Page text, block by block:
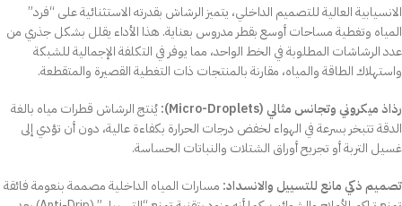
الانسيابية العالية للتصميم الداخلي، يتميز الرشاش بقدرته الاستثنائية على “فرد”
المياه وتغطية مساحات أوسع بقطر مدروس بعناية. هذا الأداء يقلل بشكل جذري من
عدد الرشاشات المطلوبة في الخط الواحد، مما يوفر في التكلفة الإجمالية للشبكة
واستهلاك الطاقة والمياه، مقارنة بالمنتجات ذات التغطية القصيرة والمتقطعة.
رذاذ ميكروني وتجانس مثالي (Micro-Droplets):
يُنتج الرشاش قطرات مياه بالغة
الدقة تتبخر بسرعة في الهواء لخفض درجات الحرارة بكفاءة عالية، دون أن تؤدي إلى
غسيل التربة أو تجريح أوراق الشتلات والنباتات الحساسة.
تصميم ذكي مانع للتسييل والانسداد: مسارات المياه الداخلية مصممة بنعومة فائقة